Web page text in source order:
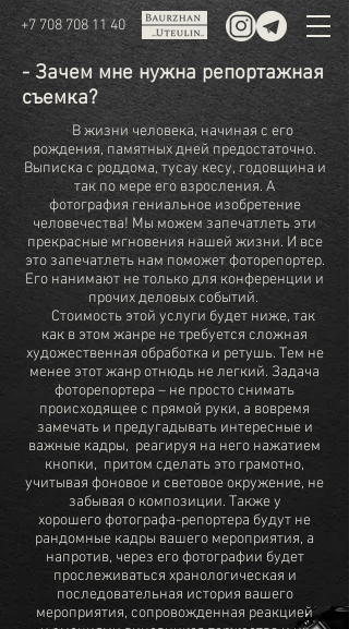
+7 708 708 11 40
- Зачем мне нужна репортажная
съемка?
В жизни человека, начиная с его
рождения, памятных дней предостаточно.
Выписка с роддома, тусау кесу, годовщина и
так по мере его взросления. А
фотография гениальное изобретение
человечества! Мы можем запечатлеть эти
прекрасные мгновения нашей жизни. И все
это запечатлеть нам поможет фоторепортер.
Его нанимают не только для конференции и
прочих деловых событий.
Стоимость этой услуги будет ниже, так
как в этом жанре не требуется сложная
художественная обработка и ретушь. Тем не
менее этот жанр отнюдь не легкий. Задача
фоторепортера – не просто снимать
происходящее с прямой руки, а вовремя
замечать и предугадывать интересные и
важные кадры, реагируя на него нажатием
кнопки, притом сделать это грамотно,
учитывая фоновое и световое окружение, не
забывая о композиции. Также у
хорошего фотографа-репортера будут не
рандомные кадры вашего мероприятия, а
напротив, через его фотографии будет
прослеживаться хранологическая и
последовательная история вашего
мероприятия, сопровожденная реакцией